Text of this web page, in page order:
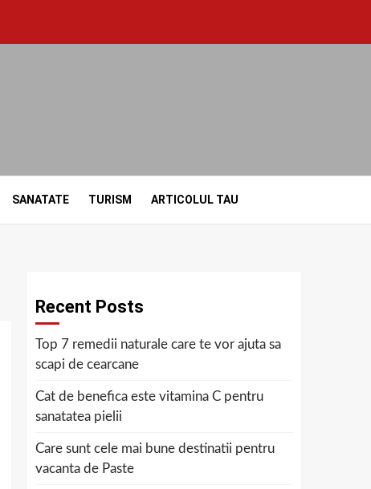
SANATATE TURISM ARTICOLUL TAU
Recent Posts
Top 7 remedii naturale care te vor ajuta sa
scapi de cearcane
Cat de benefica este vitamina C pentru
sanatatea pielii
Care sunt cele mai bune destinatii pentru
vacanta de Paste